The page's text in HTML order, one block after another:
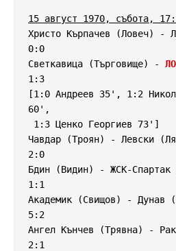
15 август 1970, събота,
Христо Кърпачев (Ловеч) -
0:0
Светкавица (Търговище) -
1:3
[1:0 Андреев 35', 1:2
60',
Чавдар (Троян) - Левски
2:0
Бдин (Видин) - ЖСК-Спартак
1:1
Академик (Свищов) - Дунав
5:2
Ангел Кънчев (Трявна) -
2:1